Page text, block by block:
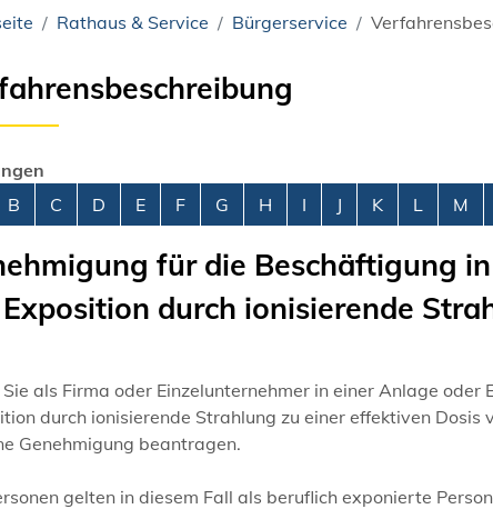
Rathaus & Service Bürgerservice
Register überspringen
B C D E F G H I J K L M
für die Beschäftigung
durch ionisierende
als Firma oder Einzelunternehmer in einer Anlage
durch ionisierende Strahlung zu einer effektiven
Genehmigung beantragen.
gelten in diesem Fall als beruflich exponierte